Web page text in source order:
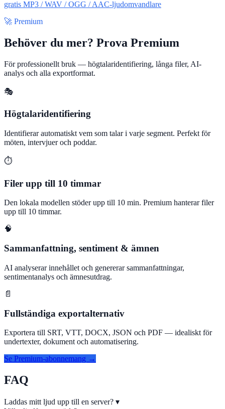
gratis MP3 / WAV / OGG / AAC-ljudomvandlare
🚀 Premium
Behöver du mer? Prova Premium
För professionellt bruk — högtalaridentifiering, långa filer, AI-
analys och alla exportformat.
🎭
Högtalaridentifiering
Identifierar automatiskt vem som talar i varje segment. Perfekt för
möten, intervjuer och poddar.
⏱️
Filer upp till 10 timmar
Den lokala modellen stöder upp till 10 min. Premium hanterar filer
upp till 10 timmar.
🧠
Sammanfattning, sentiment & ämnen
AI analyserar innehållet och genererar sammanfattningar,
sentimentanalys och ämnesutdrag.
📄
Fullständiga exportalternativ
Exportera till SRT, VTT, DOCX, JSON och PDF — idealiskt för
undertexter, dokument och automatisering.
Se Premium-abonnemang →
FAQ
Laddas mitt ljud upp till en server? ▾